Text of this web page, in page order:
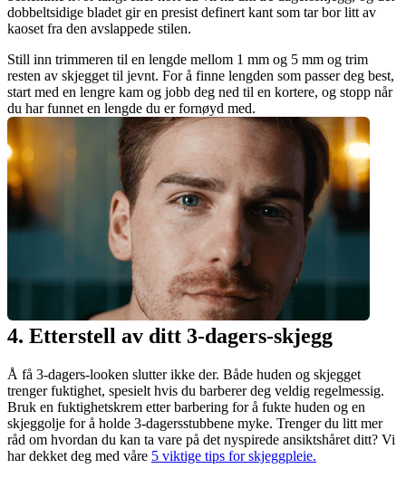
dobbeltsidige bladet gir en presist definert kant som tar bor litt av
kaoset fra den avslappede stilen.
Still inn trimmeren til en lengde mellom 1 mm og 5 mm og trim
resten av skjegget til jevnt. For å finne lengden som passer deg best,
start med en lengre kam og jobb deg ned til en kortere, og stopp når
du har funnet en lengde du er fornøyd med.
4. Etterstell av ditt 3-dagers-skjegg
Å få 3-dagers-looken slutter ikke der. Både huden og skjegget
trenger fuktighet, spesielt hvis du barberer deg veldig regelmessig.
Bruk en fuktighetskrem etter barbering for å fukte huden og en
skjeggolje for å holde 3-dagersstubbene myke. Trenger du litt mer
råd om hvordan du kan ta vare på det nyspirede ansiktshåret ditt? Vi
har dekket deg med våre 5 viktige tips for skjeggpleie.